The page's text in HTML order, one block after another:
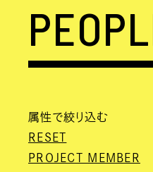
属性で絞り込む
RESET
PROJECT MEMBER